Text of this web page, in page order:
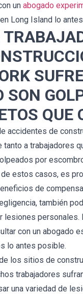
un abogado
en Long Island lo
SON
QUE
accidentes de
tanto a trabajadores
por
de estos casos, es
de
también
lesiones personales.
con un abogado
lo antes posible.
los sitios de
trabajadores
una variedad de